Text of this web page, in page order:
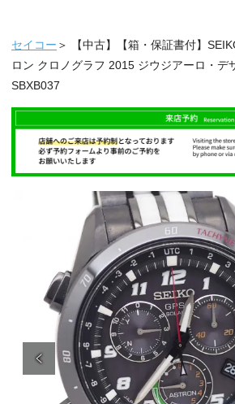
セイコー ＞ 【中古】【箱・保証書付】
ロン クロノグラフ 2015 ジウジアーロ・デ
SBXB037